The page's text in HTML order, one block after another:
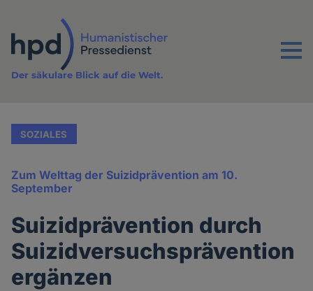
Inhalt
Menu
Der säkulare Blick auf die Welt.
SOZIALES
Zum Welttag der Suizidprävention am 10.
September
Suizidprävention durch
Suizidversuchsprävention
ergänzen